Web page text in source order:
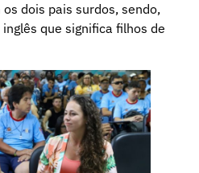
dois pais surdos, sendo,
que significa filhos de